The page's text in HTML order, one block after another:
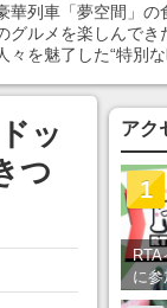
華列車「夢空間」の
グルメを楽しんでき
々を魅了した“特別
」「行ってみたい」
ッ
つ
アク
RTA
に
た！
1